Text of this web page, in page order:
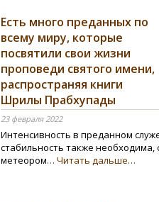
Есть много преданных по
всему миру, которые
посвятили свои жизни
проповеди святого имени,
распространяя книги
Шрилы Прабхупады
23 февраля 2022
Интенсивность в преданном
стабильность также
метеором… Читать дальше…